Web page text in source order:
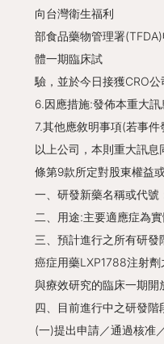
向台灣衛生福利
部食品藥物管理署
體一期臨床試
驗，並於今日接獲CRO公
6.因應措施:發佈本重大訊
7.其他應敘明事項(若事
以上公司，本則重大訊
條第9款所定對股東權益
一、研發新藥名稱或代號
二、用途:主要適應症為
三、預計進行之所有研
癌症用藥LXP1788注射
與療效研究的臨床一期開
四、目前進行中之研發階
(一)提出申請／通過核准